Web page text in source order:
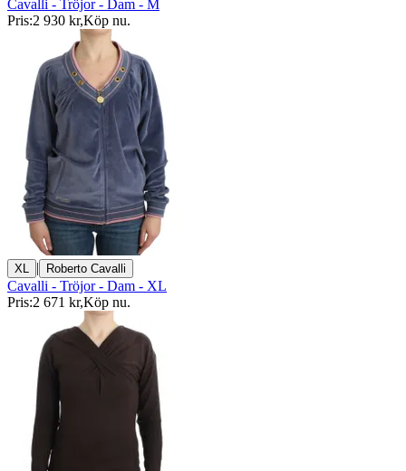
Cavalli - Tröjor - Dam - M
Pris:2 930 kr,Köp nu.
XL | Roberto Cavalli
Cavalli - Tröjor - Dam - XL
Pris:2 671 kr,Köp nu.